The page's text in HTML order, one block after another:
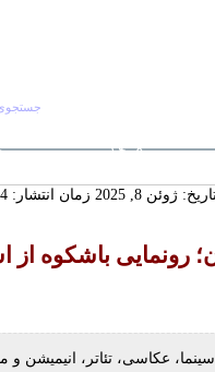
۱۴۰۵
ژوئن 8, 2025 زمان انتشار: 4:24 ب.ظ
رونمایی باشکوه از
عکاسی، تئاتر، انیمیشن و